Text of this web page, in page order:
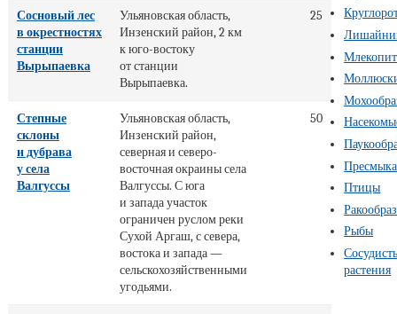
Сосновый лес
в окрестностях
станции
Вырыпаевка
Ульяновская область,
Инзенский район, 2 км
к юго-востоку
от станции
Вырыпаевка.
25
Степные
склоны
и дубрава
у села
Валгуссы
Ульяновская область,
Инзенский район,
северная и северо-
восточная окраины села
Валгуссы. С юга
и запада участок
ограничен руслом реки
Сухой Аргаш, с севера,
востока и запада —
сельскохозяйственными
угодьями.
50
Птицы
Рыбы
растения